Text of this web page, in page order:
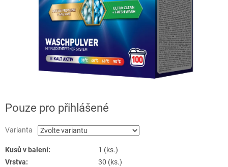
Pouze pro přihlášené
Varianta
Kusů v balení:
1 (ks.)
Vrstva:
30 (ks.)